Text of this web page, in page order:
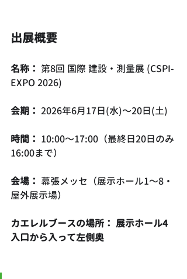
出展概要
名称： 第8回 国際 建設・測量展 (CSPI-
EXPO 2026)
会期： 2026年6月17日(水)〜20日(土)
時間： 10:00〜17:00（最終日20日のみ
16:00まで）
会場： 幕張メッセ（展示ホール1〜8・
屋外展示場）
カエレルブースの場所： 展示ホール4
入口から入って左側奥